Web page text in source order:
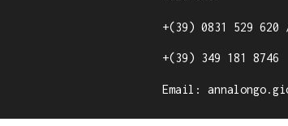
+(39) 0831 529 620
+(39) 349 181 8746
Email: